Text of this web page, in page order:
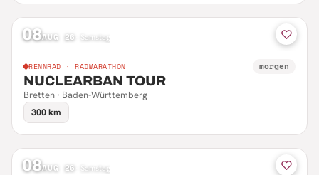
08AUG 26 Samstag
RENNRAD · RADMARATHON morgen
NUCLEARBAN TOUR
Bretten · Baden-Württemberg
300 km
08AUG 26 Samstag